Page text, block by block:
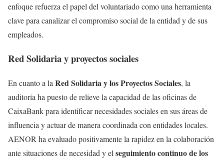
enfoque refuerza el papel del voluntariado como una herramienta
clave para canalizar el compromiso social de la entidad y de sus
empleados.
Red Solidaria y proyectos sociales
En cuanto a la Red Solidaria y los Proyectos Sociales, la
auditoría ha puesto de relieve la capacidad de las oficinas de
CaixaBank para identificar necesidades sociales en sus áreas de
influencia y actuar de manera coordinada con entidades locales.
AENOR ha evaluado positivamente la rapidez en la colaboración
ante situaciones de necesidad y el seguimiento continuo de los